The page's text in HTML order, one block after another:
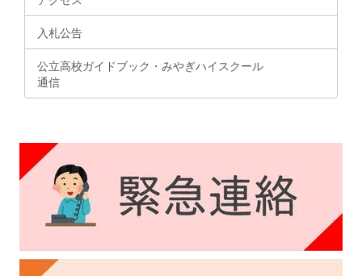
入札公告
公立高校ガイドブック・みやぎハイスクール
通信